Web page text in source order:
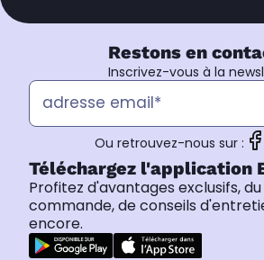
Restons en
Inscrivez-vous à la
Ou retrouvez-nous sur :
Téléchargez l'application
Profitez d'avantages exclusifs,
commande, de conseils
encore.